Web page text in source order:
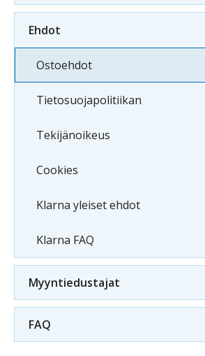
Ehdot
Ostoehdot
Tietosuojapolitiikan
Tekijänoikeus
Cookies
Klarna yleiset ehdot
Klarna FAQ
Myyntiedustajat
FAQ